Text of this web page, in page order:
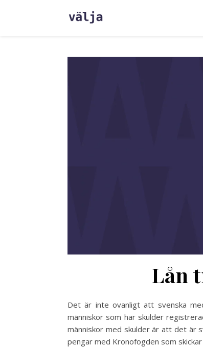
Lån
Det är inte ovanligt att svenska
människor som har skulder
människor med skulder är att det är
pengar med Kronofogden som